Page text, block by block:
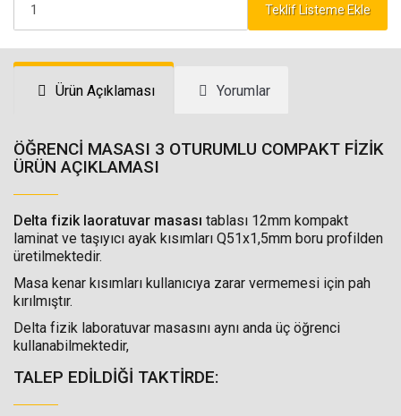
Teklif Listeme Ekle
Ürün Açıklaması Yorumlar
ÖĞRENCİ MASASI 3 OTURUMLU COMPAKT FİZİK
ÜRÜN AÇIKLAMASI
Delta fizik laoratuvar masası tablası 12mm kompakt
laminat ve taşıyıcı ayak kısımları Q51x1,5mm boru profilden
üretilmektedir.
Masa kenar kısımları kullanıcıya zarar vermemesi için pah
kırılmıştır.
Delta fizik laboratuvar masasını aynı anda üç öğrenci
kullanabilmektedir,
TALEP EDILDIĞI TAKTIRDE: